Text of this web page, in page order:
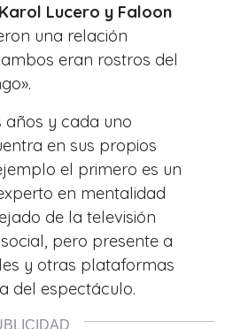
Karol Lucero y Faloon
una relación
eran rostros del
años y cada uno
en sus propios
el primero es un
en mentalidad
de la televisión
pero presente a
y otras plataformas
del espectáculo.